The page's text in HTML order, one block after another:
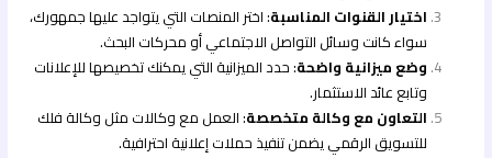
اختيار القنوات المناسبة: اختر المنصات التي يتواجد عليها جمهورك،
سواء كانت وسائل التواصل الاجتماعي أو محركات البحث.
وضع ميزانية واضحة: حدد الميزانية التي يمكنك تخصيصها للإعلانات
وتابع عائد الاستثمار.
التعاون مع وكالة متخصصة: العمل مع وكالات مثل وكالة فلك
للتسويق الرقمي يضمن تنفيذ حملات إعلانية احترافية.